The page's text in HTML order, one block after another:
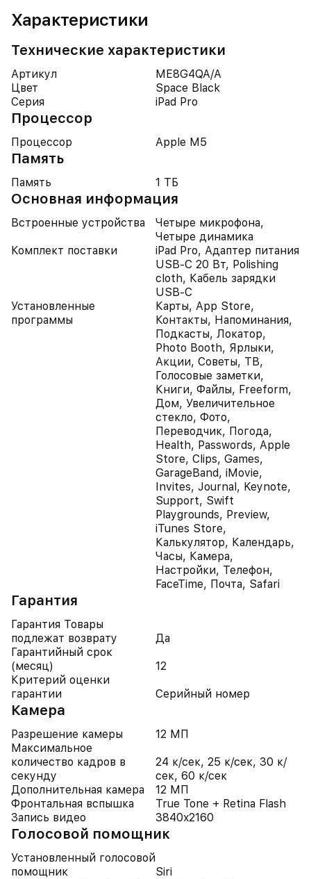
Характеристики
Технические характеристики
Артикул
ME8G4QA/A
Цвет
Space Black
Серия
iPad Pro
Процессор
Процессор Apple M5
Память
Память 1 ТБ
Основная информация
Встроенные устройства
Четыре микрофона,
Четыре динамика
Комплект поставки
iPad Pro, Адаптер питания
USB-C 20 Вт, Polishing
cloth, Кабель зарядки
USB-C
Установленные
программы
Карты, App Store,
Контакты, Напоминания,
Подкасты, Локатор,
Photo Booth, Ярлыки,
Акции, Советы, ТВ,
Голосовые заметки,
Книги, Файлы, Freeform,
Дом, Увеличительное
стекло, Фото,
Переводчик, Погода,
Health, Passwords, Apple
Store, Clips, Games,
GarageBand, iMovie,
Invites, Journal, Keynote,
Support, Swift
Playgrounds, Preview,
iTunes Store,
Калькулятор, Календарь,
Часы, Камера,
Настройки, Телефон,
FaceTime, Почта, Safari
Гарантия
Гарантия Товары
подлежат возврату
Да
Гарантийный срок
(месяц)
12
Критерий оценки
гарантии
Серийный номер
Камера
Разрешение камеры
12 МП
Максимальное
количество кадров в
секунду
24 к/сек, 25 к/сек, 30 к/
сек, 60 к/сек
Дополнительная камера
12 МП
Фронтальная вспышка
True Tone + Retina Flash
Запись видео
3840x2160
Голосовой помощник
Установленный голосовой
помощник
Siri